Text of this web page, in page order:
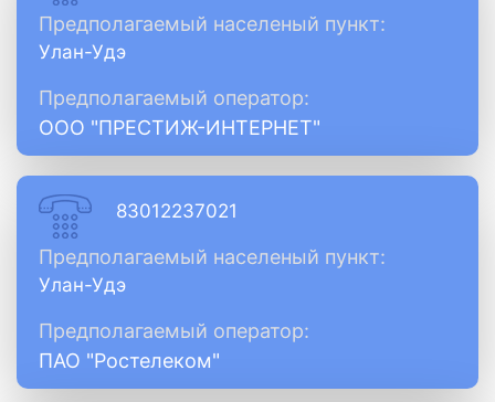
Предполагаемый населеный пункт:
Улан-Удэ
Предполагаемый оператор:
ООО "ПРЕСТИЖ-ИНТЕРНЕТ"
83012237021
Предполагаемый населеный пункт:
Улан-Удэ
Предполагаемый оператор:
ПАО "Ростелеком"